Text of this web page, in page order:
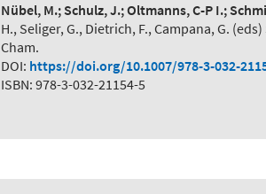
Nübel, M.; Schulz, J.; Oltmanns, C-P I.;
H., Seliger, G., Dietrich, F., Campana, G.
Cham.
DOI: https://doi.org/10.1007/978-3-032-
ISBN: 978-3-032-21154-5